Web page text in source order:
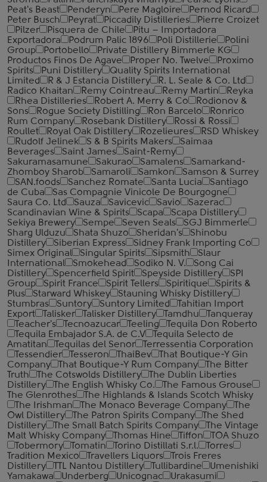
Peat's Beast
Penderyn Pere Magloire
Pernod Ricard
Peter Busch
Peyrat Piccadily Distilleries
Pierre Croizet
Pilzer
Pisquera de Chile
Pitu – Importadora
Exportadora
Podrum Palic 1896 Poli Distillerie
Polini
Group
Portobello
Private Distillery Bimmerle KG
Productos Finos De Agave
Proper No. Twelve
Proximo
Spirits
Puni Distillery
Quality Spirits International
Limited
R & J Estancia Distillery
R. L. Seale & Co. Ltd
Radico Khaitan
Remy Cointreau Remy Martin
Reyka
Rhea Distilleries
Robert A. Merry & Co
Rodionov &
Sons
Rogue Society Distilling Ron Barcelo
Ronrico
Rum Company
Rosebank Distillery
Rossi & Rossi
Roullet
Royal Oak Distillery Rozelieures
RSD Whiskey
Rudolf Jelinek
S & B Spirits Makers
Saimaa
Beverages
Saint James
Saint-Remy
Sakuramasamune
Sakurao Samalens
Samarkand-
Zhomboy Sharob
Samaroli Samkon
Samson & Surrey
SAN.foods
Sanchez Romate Santa Lucia
Santiago
de Cuba
Sas Compagnie Vinicole De Bourgogne
Saura Co. Ltd
Sauza Savicevic Savio
Sazerac
Scandinavian Wine & Spirits
Scapa
Scapa Distillery
Sekiya Brewery
Sempe Seven Seals
SGJ Bimmerle
Sharg Ulduzu
Shata Shuzo Sheridan's
Shinobu
Distillery
Siberian Express
Sidney Frank Importing Co
Simex Original
Singular Spirits Sipsmith
Slaur
International
Smokehead Sodiko N. V.
Song Cai
Distillery
Spencerfield Spirit Speyside Distillery
SPI
Group
Spirit France Spirit Tellers Spiritique
Spirits &
Plus
Starward Whiskey
Stauning Whisky Distillery
Stumbras
Suntory Suntory Limited
Tahitian Import
Export
Talisker Talisker Distillery Tamdhu
Tanqueray
Teacher's
Tecnoazucar Teeling
Tequila Don Roberto
Tequila Embajador S.A. de C.V
Tequila Selecto de
Amatitan
Tequilas del Senor
Terressentia Corporation
Tessendier
Tesseron ThaiBev
That Boutique-Y Gin
Company
That Boutique-Y Rum Company
The Bitter
Truth
The Cotswolds Distillery
The Dublin Liberties
Distillery
The English Whisky Co.
The Famous Grouse
The Glenrothes
The Highlands & Islands Scotch Whisky
The Irishman
The Monaco Beverage Company
The
Owl Distillery
The Patron Spirits Company
The Shed
Distillery
The Small Batch Spirits Company
The Vintage
Malt Whisky Company
Thomas Hine Tiffon
TOA Shuzo
Tobermory
Tomatin Torino Distillati S.r.l.
Torres
Tradition Mexico
Travellers Liquors
Trois Freres
Distillery
TTL Nantou Distillery Tullibardine
Umenishiki
Yamakawa
Underberg Unicognac
Urakasumi